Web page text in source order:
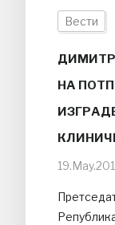
Вести
НА